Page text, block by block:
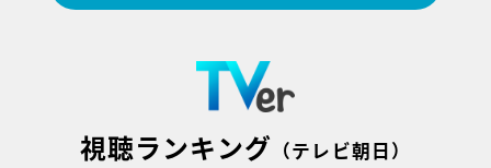
視聴ランキング （テレビ朝日）